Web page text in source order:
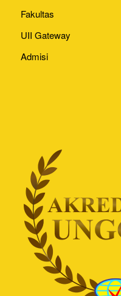
Fakultas
UII Gateway
Admisi